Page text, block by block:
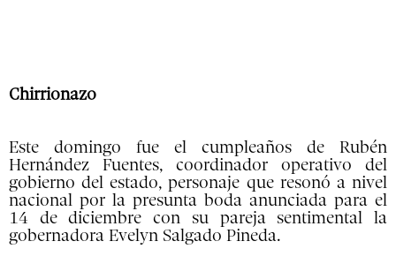
Chirrionazo
Este domingo fue el cumpleaños de Rubén
Hernández Fuentes, coordinador operativo del
gobierno del estado, personaje que resonó a nivel
nacional por la presunta boda anunciada para el
14 de diciembre con su pareja sentimental la
gobernadora Evelyn Salgado Pineda.